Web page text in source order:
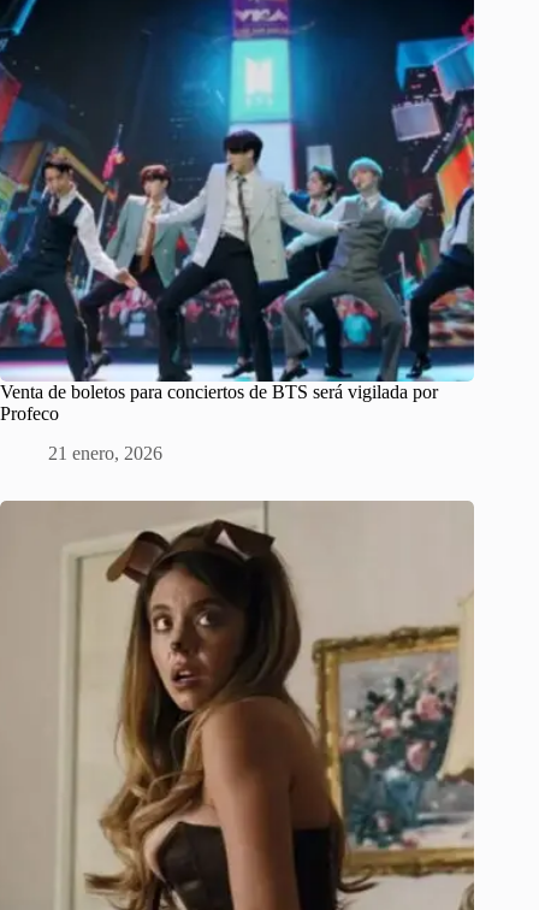
Venta de boletos para conciertos de BTS será vigilada por
Profeco
21 enero, 2026